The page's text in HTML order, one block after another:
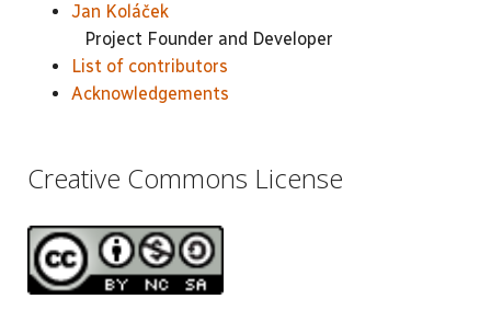
Jan Koláček
Project Founder and Developer
List of contributors
Acknowledgements
Creative Commons License